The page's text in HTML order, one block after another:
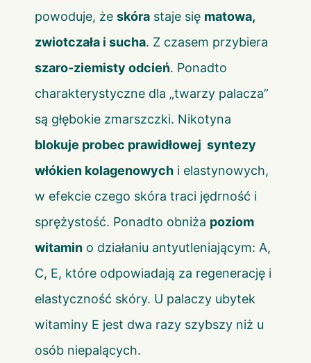
powoduje, że skóra staje się matowa,
zwiotczała i sucha. Z czasem przybiera
szaro-ziemisty odcień. Ponadto
charakterystyczne dla „twarzy palacza”
są głębokie zmarszczki. Nikotyna
blokuje probec prawidłowej syntezy
włókien kolagenowych i elastynowych,
w efekcie czego skóra traci jędrność i
sprężystość. Ponadto obniża poziom
witamin o działaniu antyutleniającym: A,
C, E, które odpowiadają za regenerację i
elastyczność skóry. U palaczy ubytek
witaminy E jest dwa razy szybszy niż u
osób niepalących.